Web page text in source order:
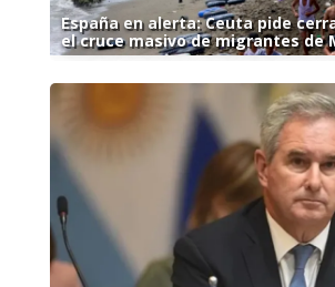
España en alerta: Ceuta pide
el cruce masivo de migrantes de